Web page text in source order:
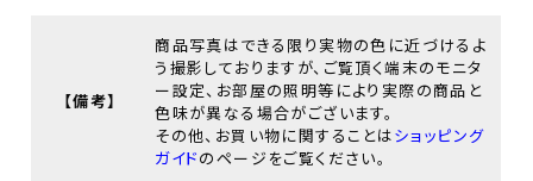
【備考】
商品写真はできる限り実物の色に近づけるよ
う撮影しておりますが、ご覧頂く端末のモニタ
ー設定、お部屋の照明等により実際の商品と
色味が異なる場合がございます。
その他、お買い物に関することはショッピング
ガイドのページをご覧ください。